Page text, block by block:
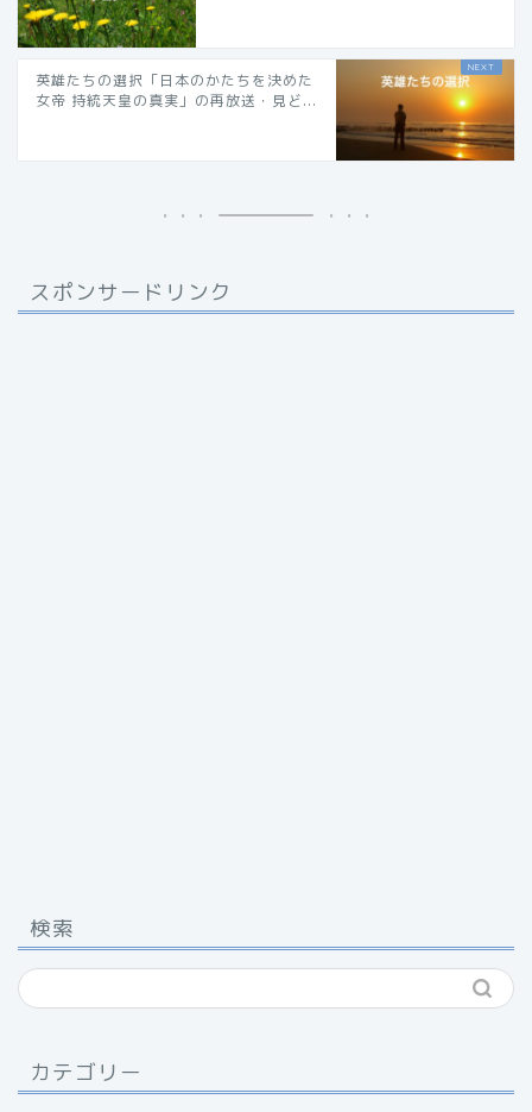
英雄たちの選択「日本のかたちを決めた
女帝 持統天皇の真実」の再放送・見ど...
スポンサードリンク
検索
カテゴリー